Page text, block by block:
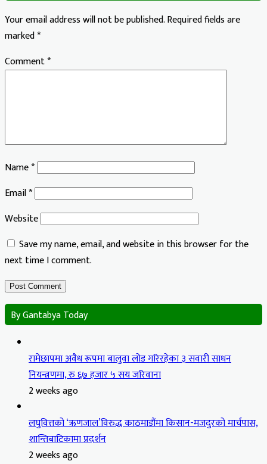
Your email address will not be published.Required fields are
marked*
Comment*
Name*
Email*
Website
Save my name, email, and website in this browser for the
next time I comment.
By Gantabya Today
रामेछापमा अवैध रूपमा बालुवा लोड गरिरहेका ३ सवारी साधन
नियन्त्रणमा, रु ६७ हजार ५ सय जरिवाना
2 weeks ago
लघुवित्तको ‘ऋणजाल’विरुद्ध काठमाडौंमा किसान-मजदुरको मार्चपास,
शान्तिबाटिकामा प्रदर्शन
2 weeks ago